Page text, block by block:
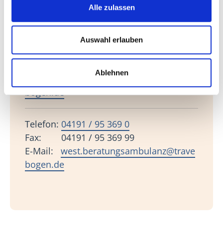
Alle zulassen
Auswahl erlauben
Ablehnen
nord.koordination@travebogen.
de
Telefon:04531 / 670 69 0
sued.beratungsambulanz@trave
bogen.de
Telefon: 04191 / 95 369 0
Fax: 04191 / 95 369 99
E-Mail:west.beratungsambulanz@trave
bogen.de